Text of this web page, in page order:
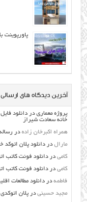
آخرین دیدگاه های ارسالی
پروژه معماری دردانلود
خانه سعادت شیراز
همراه اکبرخان زاده در
مارال دردانلود پلان
کامی دردانلود فونت کاتب
کامی دردانلود فونت کاتب
فاطمه دردانلود مطالعات
مجید حسینی درپلان